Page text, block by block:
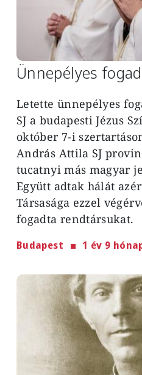
Ünnepélyes
Letette ünnepélyes
SJ a budapesti Jézus
október 7-i
András Attila SJ
tucatnyi más magyar
Együtt adtak hálát
Társasága ezzel
fogadta rendtársukat.
Budapest 1 év 9
Image